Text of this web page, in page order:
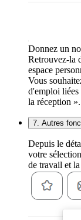
Donnez un
Retrouvez-la
espace
Vous
d'emploi
la réception ».
7. Autres
Depuis le
votre
de travail et